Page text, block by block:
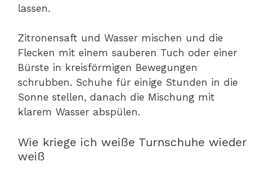
lassen.
Zitronensaft und Wasser mischen und die
Flecken mit einem sauberen Tuch oder einer
Bürste in kreisförmigen Bewegungen
schrubben. Schuhe für einige Stunden in die
Sonne stellen, danach die Mischung mit
klarem Wasser abspülen.
Wie kriege ich weiße Turnschuhe wieder
weiß